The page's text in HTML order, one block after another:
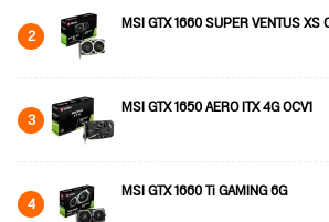
2 MSI GTX 1660 SUPER VENTUS XS
3 MSI GTX 1650 AERO ITX 4G OCV1
4 MSI GTX 1660 Ti GAMING 6G